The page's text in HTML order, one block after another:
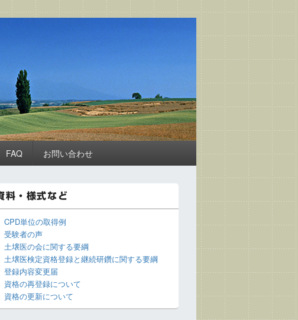
FAQ お問い合わせ
料・様式など
CPD単位の取得例
受験者の声
土壌医の会に関する要綱
土壌医検定資格登録と継続研鑽に関する要綱
登録内容変更届
資格の再登録について
資格の更新について